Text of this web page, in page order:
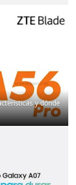
y dónde